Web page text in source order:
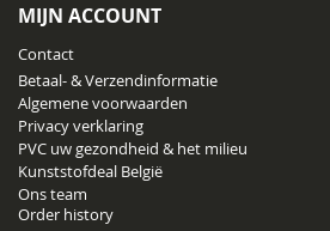
nieuwsbrief
MIJN ACCOUNT
Contact
Betaal- & Verzendinformatie
Algemene voorwaarden
Privacy verklaring
PVC uw gezondheid & het milieu
Kunststofdeal België
Ons team
Order history